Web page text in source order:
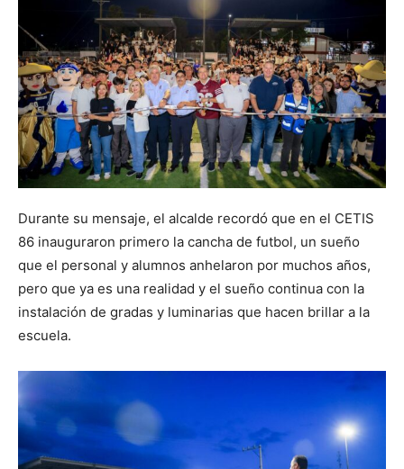
Durante su mensaje, el alcalde recordó que en el CETIS
86 inauguraron primero la cancha de futbol, un sueño
que el personal y alumnos anhelaron por muchos años,
pero que ya es una realidad y el sueño continua con la
instalación de gradas y luminarias que hacen brillar a la
escuela.